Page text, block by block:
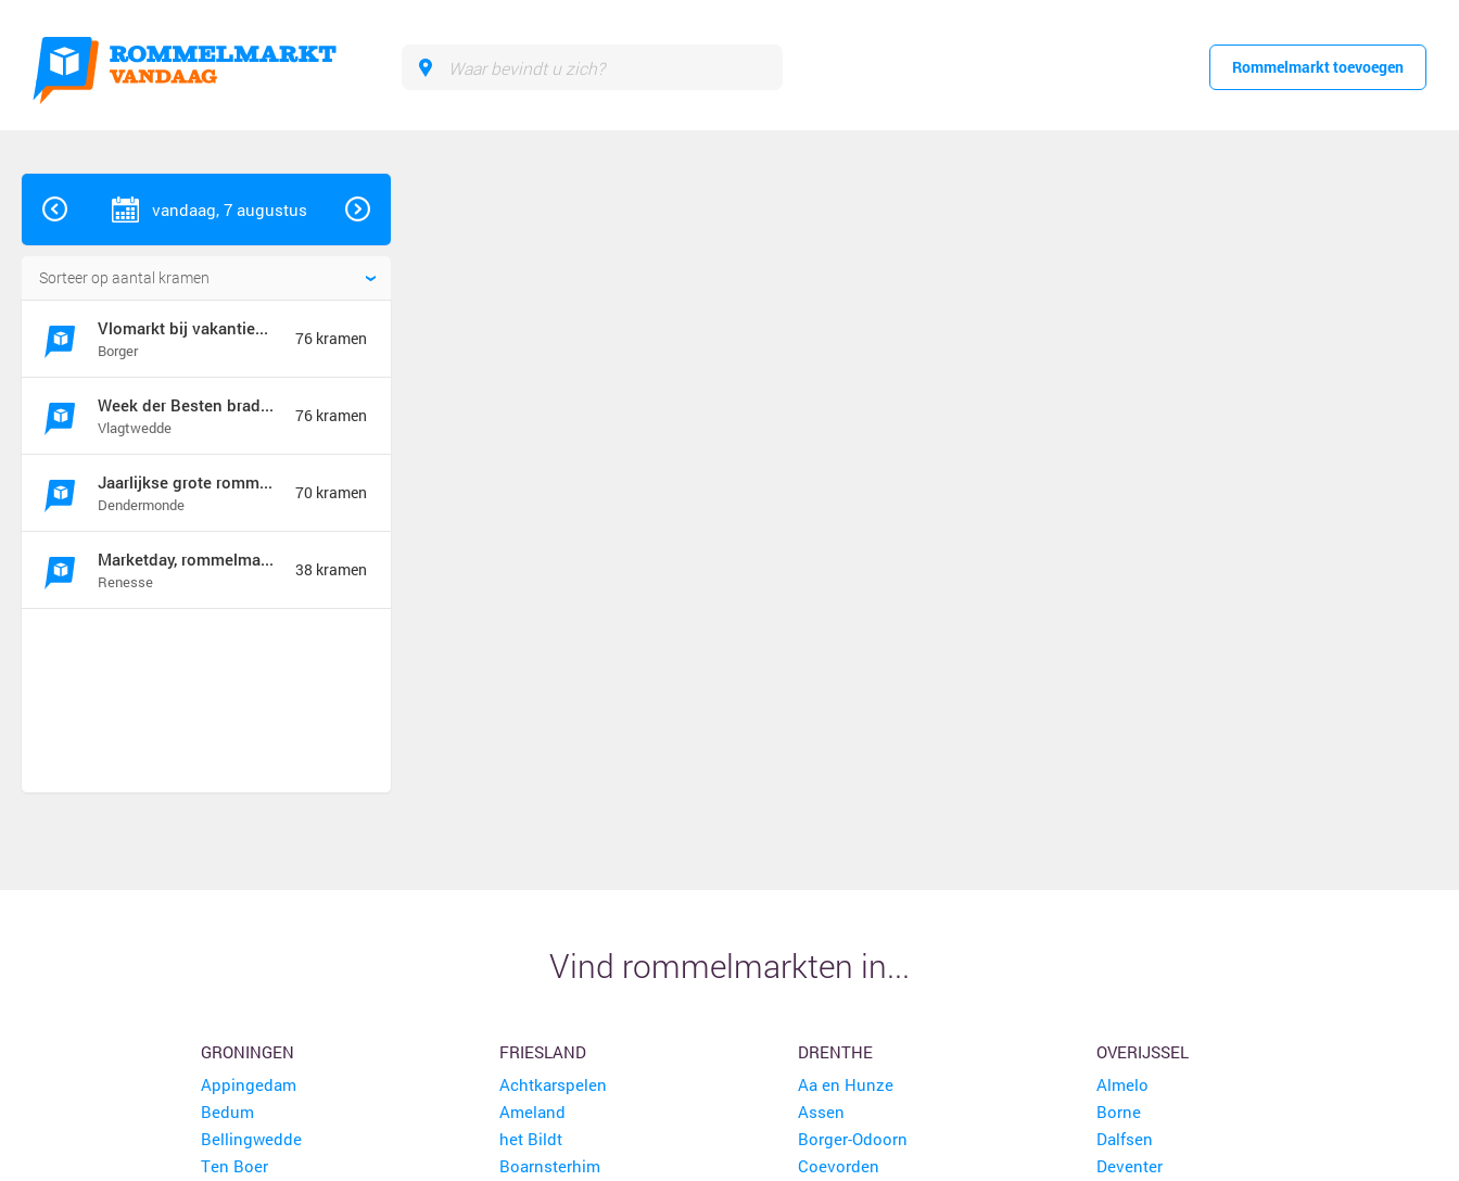
Rommelmarkt toevoegen
vandaag, 7 augustus
Vlomarkt bij vakantiebraderie in Borger
Borger
76 kramen
Week der Besten braderie en rommelmarkt (jaarmarkt)
Vlagtwedde
76 kramen
Jaarlijkse grote rommelmarkt
Dendermonde
70 kramen
Marketday, rommelmarkt en meer
Renesse
38 kramen
Vind rommelmarkten in...
GRONINGEN
Appingedam
Bedum
Bellingwedde
Ten Boer
FRIESLAND
Achtkarspelen
Ameland
het Bildt
Boarnsterhim
DRENTHE
Aa en Hunze
Assen
Borger-Odoorn
Coevorden
OVERIJSSEL
Almelo
Borne
Dalfsen
Deventer